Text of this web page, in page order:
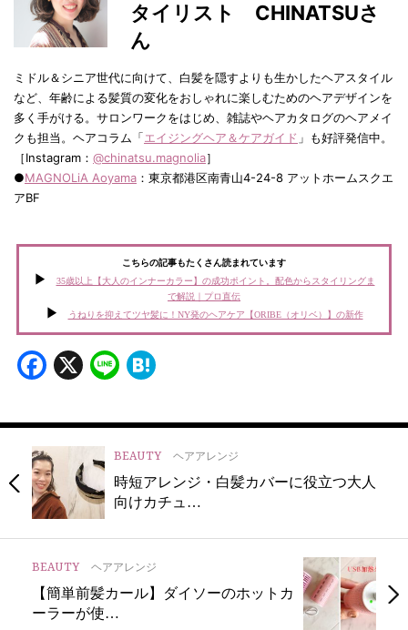
タイリスト CHINATSUさ
ん
ミドル＆シニア世代に向けて、白髪を隠すよりも生かしたヘアスタイル
など、年齢による髪質の変化をおしゃれに楽しむためのヘアデザインを
多く手がける。サロンワークをはじめ、雑誌やヘアカタログのヘアメイ
クも担当。ヘアコラム「エイジングヘア＆ケアガイド 」も好評発信中。
［Instagram： @chinatsu.magnolia］
●MAGNOLiA Aoyama ：東京都港区南青山4-24-8 アットホームスクエ
アBF
こちらの記事もたくさん読まれています
35歳以上【大人のインナーカラー】の成功ポイント。配色からスタイリングま
で解説｜プロ直伝
うねりを抑えてツヤ髪に！NY発のヘアケア【ORIBE（オリベ）】の新作
Facebook
X Line
BEAUTY ヘアアレンジ
時短アレンジ・白髪カバーに役立つ大人
向けカチュ…
BEAUTY ヘアアレンジ
【簡単前髪カール】ダイソーのホットカ
ーラーが使…